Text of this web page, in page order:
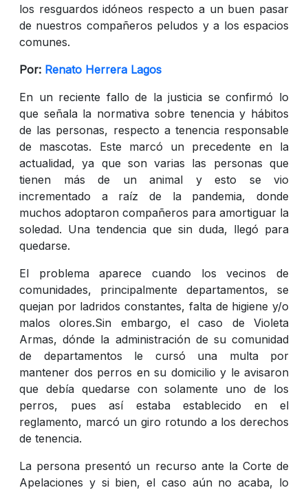
los resguardos idóneos respecto a un buen pasar
de nuestros compañeros peludos y a los espacios
comunes.
Por: Renato Herrera Lagos
En un reciente fallo de la justicia se confirmó lo
que señala la normativa sobre tenencia y hábitos
de las personas, respecto a tenencia responsable
de mascotas. Este marcó un precedente en la
actualidad, ya que son varias las personas que
tienen más de un animal y esto se vio
incrementado a raíz de la pandemia, donde
muchos adoptaron compañeros para amortiguar la
soledad. Una tendencia que sin duda, llegó para
quedarse.
El problema aparece cuando los vecinos de
comunidades, principalmente departamentos, se
quejan por ladridos constantes, falta de higiene y/o
malos olores.Sin embargo, el caso de Violeta
Armas, dónde la administración de su comunidad
de departamentos le cursó una multa por
mantener dos perros en su domicilio y le avisaron
que debía quedarse con solamente uno de los
perros, pues así estaba establecido en el
reglamento, marcó un giro rotundo a los derechos
de tenencia.
La persona presentó un recurso ante la Corte de
Apelaciones y si bien, el caso aún no acaba, lo